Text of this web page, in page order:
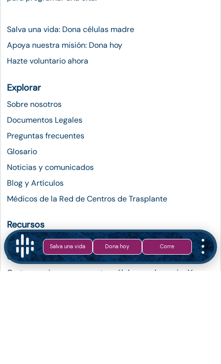
Salva una vida Dona hoy Corre
Salva una vida: Dona células madre
Apoya nuestra misión: Dona hoy
Hazte voluntario ahora
Explorar
Sobre nosotros
Documentos Legales
Preguntas frecuentes
Glosario
Noticias y comunicados
Blog y Artículos
Médicos de la Red de Centros de Trasplante
Recursos
Instrucciones para solicitar el permiso de COFEPRIS
Carta permiso para exportar células madre en español
Carta permiso para exportar células madre en inglés